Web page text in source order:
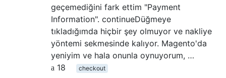
geçemediğini fark ettim "Payment
Information". continueDüğmeye
tıkladığımda hiçbir şey olmuyor ve nakliye
yöntemi sekmesinde kalıyor. Magento'da
yeniyim ve hala onunla oynuyorum, …
18
checkout